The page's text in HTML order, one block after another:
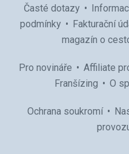
Časté dotazy
podmínky
Fakturační
magazín o
Pro novináře Affiliate
Franšízing
O
Ochrana soukromí